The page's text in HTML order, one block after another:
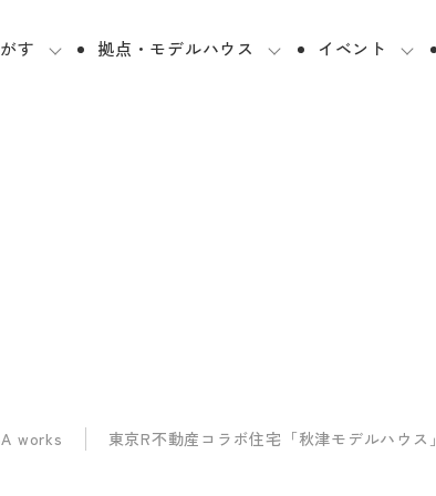
す 拠点・モデルハウス イベント
works 東京R不動産コラボ住宅「秋津モデルハウス」